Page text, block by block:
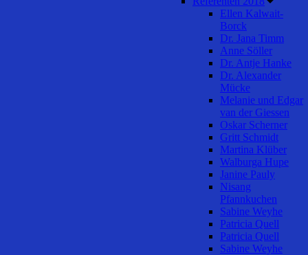
Ellen Kalwait-
Borck
Dr. Jana Timm
Anne Söller
Dr. Antje Hanke
Dr. Alexander
Mücke
Melanie und Edgar
van der Giessen
Oskar Scherner
Gritt Schmidt
Martina Klüber
Walburga Hupe
Janine Pauly
Nisang
Pfannkuchen
Sabine Weyhe
Patricia Quell
Patricia Quell
Sabine Weyhe